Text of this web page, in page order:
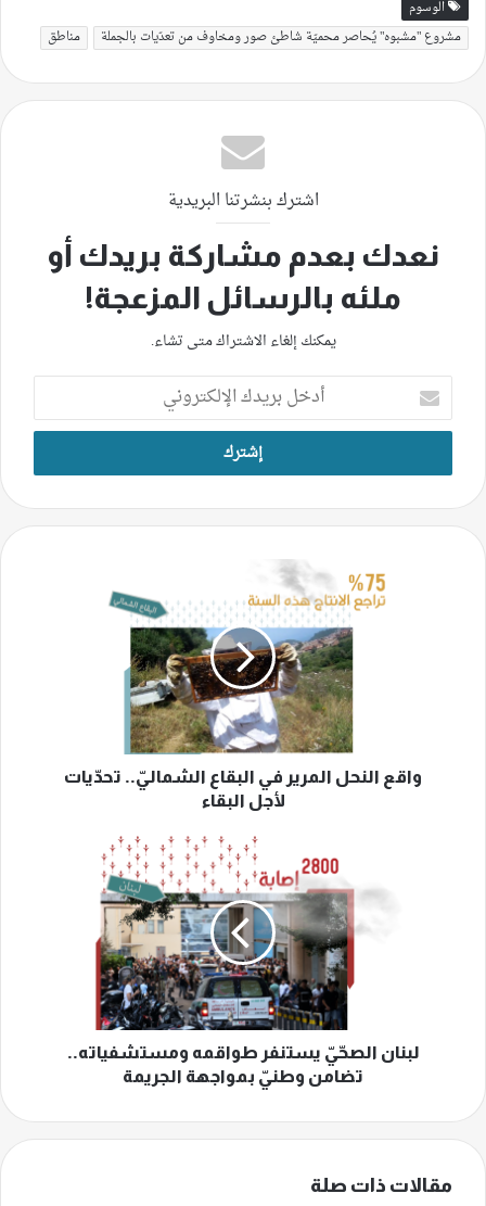
الوسوم
مشروع "مشبوه" يُحاصر محميّة شاطئ صور ومخاوف من تعدّيات بالجملة
مناطق
اشترك بنشرتنا البريدية
نعدك بعدم مشاركة بريدك أو
ملئه بالرسائل المزعجة!
يمكنك إلغاء الاشتراك متى تشاء.
أدخل
بريدك
الإلكتروني
واقع النحل المرير في البقاع الشماليّ.. تحدّيات
لأجل البقاء
لبنان الصحّيّ يستنفر طواقمه ومستشفياته..
تضامن وطنيّ بمواجهة الجريمة
مقالات ذات صلة